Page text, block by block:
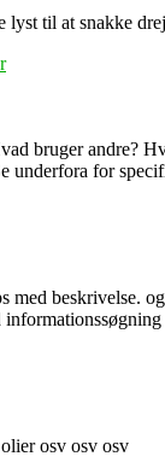
lyst til at snakke
bruger andre?
underfora for
med beskrivelse.
informationssøgning
osv osv osv